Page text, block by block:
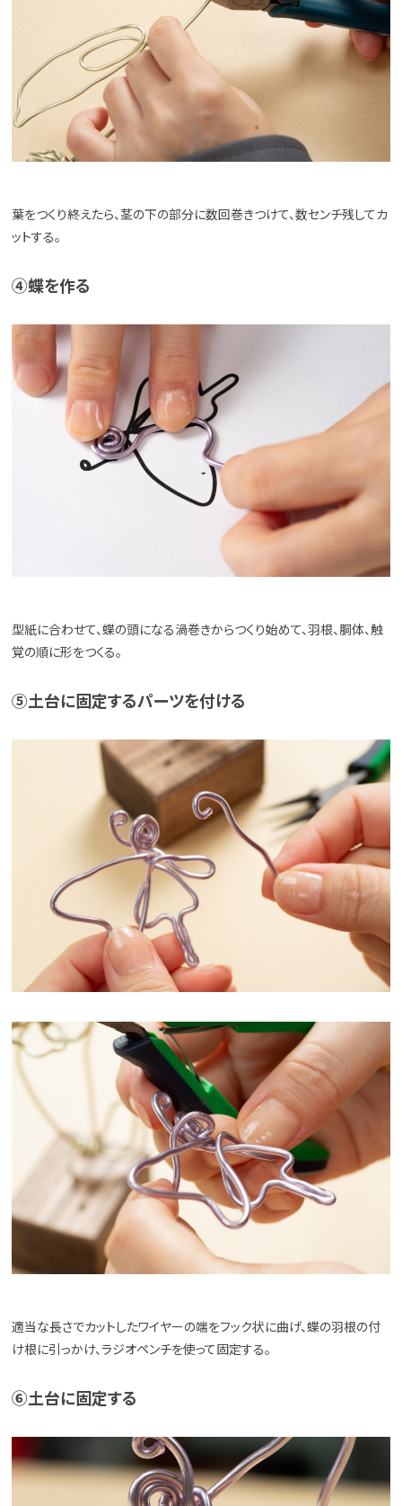
葉をつくり終えたら、茎の下の部分に数回巻きつけて、数センチ残してカ
ットする。
④蝶を作る
型紙に合わせて、蝶の頭になる渦巻きからつくり始めて、羽根、胴体、触
覚の順に形をつくる。
⑤土台に固定するパーツを付ける
適当な長さでカットしたワイヤーの端をフック状に曲げ、蝶の羽根の付
け根に引っかけ、ラジオペンチを使って固定する。
⑥土台に固定する